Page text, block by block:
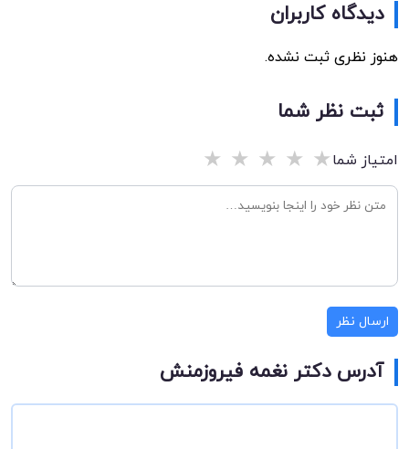
دیدگاه کاربران
هنوز نظری ثبت نشده.
ثبت نظر شما
امتیاز شما★
★
★
★
★
ارسال نظر
آدرس دکتر نغمه فیروزمنش